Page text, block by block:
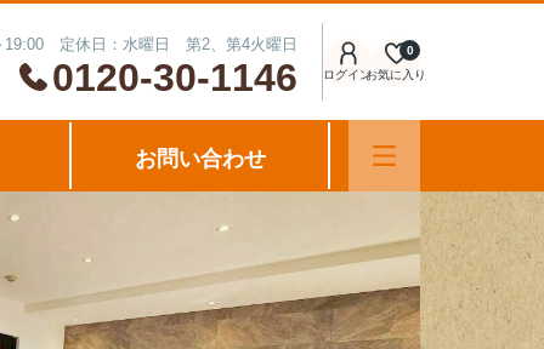
19:00 定休日：水曜日 第2、第4火曜日
0120-30-1146 ログインお気に入り
0
お問い合わせ